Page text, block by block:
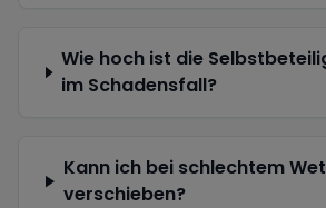
Wie hoch ist die
im Schadensfall?
Kann ich bei schlechtem
verschieben?